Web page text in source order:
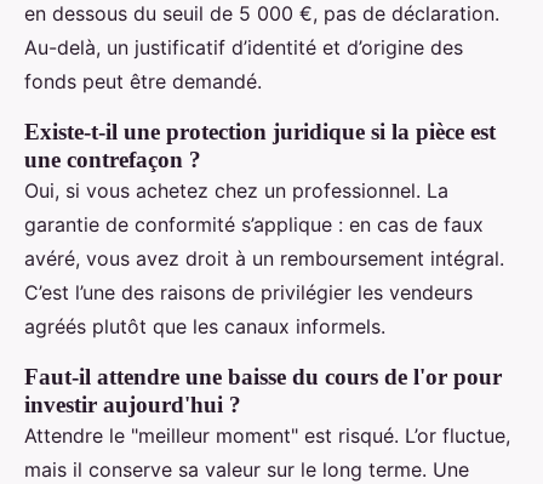
en dessous du seuil de 5 000 €, pas de déclaration.
Au-delà, un justificatif d’identité et d’origine des
fonds peut être demandé.
Existe-t-il une protection juridique si la pièce est
une contrefaçon ?
Oui, si vous achetez chez un professionnel. La
garantie de conformité s’applique : en cas de faux
avéré, vous avez droit à un remboursement intégral.
C’est l’une des raisons de privilégier les vendeurs
agréés plutôt que les canaux informels.
Faut-il attendre une baisse du cours de l'or pour
investir aujourd'hui ?
Attendre le "meilleur moment" est risqué. L’or fluctue,
mais il conserve sa valeur sur le long terme. Une